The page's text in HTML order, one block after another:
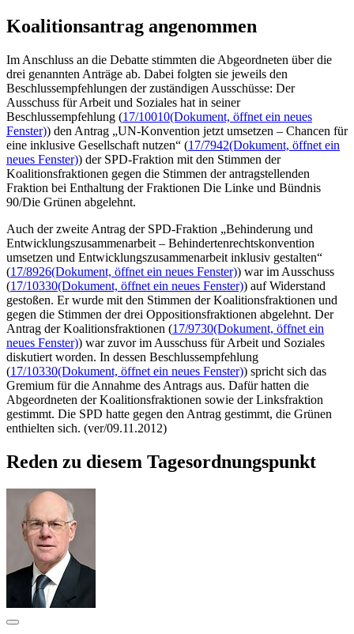
Koalitionsantrag angenommen
Im Anschluss an die Debatte stimmten die Abgeordneten über die
drei genannten Anträge ab. Dabei folgten sie jeweils den
Beschlussempfehlungen der zuständigen Ausschüsse: Der
Ausschuss für Arbeit und Soziales hat in seiner
Beschlussempfehlung (17/10010(Dokument, öffnet ein neues
Fenster)) den Antrag „UN-Konvention jetzt umsetzen – Chancen für
eine inklusive Gesellschaft nutzen“ (17/7942(Dokument, öffnet ein
neues Fenster)) der SPD-Fraktion mit den Stimmen der
Koalitionsfraktionen gegen die Stimmen der antragstellenden
Fraktion bei Enthaltung der Fraktionen Die Linke und Bündnis
90/Die Grünen abgelehnt.
Auch der zweite Antrag der SPD-Fraktion „Behinderung und
Entwicklungszusammenarbeit – Behindertenrechtskonvention
umsetzen und Entwicklungszusammenarbeit inklusiv gestalten“
(17/8926(Dokument, öffnet ein neues Fenster)) war im Ausschuss
(17/10330(Dokument, öffnet ein neues Fenster)) auf Widerstand
gestoßen. Er wurde mit den Stimmen der Koalitionsfraktionen und
gegen die Stimmen der drei Oppositionsfraktionen abgelehnt. Der
Antrag der Koalitionsfraktionen (17/9730(Dokument, öffnet ein
neues Fenster)) war zuvor im Ausschuss für Arbeit und Soziales
diskutiert worden. In dessen Beschlussempfehlung
(17/10330(Dokument, öffnet ein neues Fenster)) spricht sich das
Gremium für die Annahme des Antrags aus. Dafür hatten die
Abgeordneten der Koalitionsfraktionen sowie der Linksfraktion
gestimmt. Die SPD hatte gegen den Antrag gestimmt, die Grünen
enthielten sich. (ver/09.11.2012)
Reden zu diesem Tagesordnungspunkt